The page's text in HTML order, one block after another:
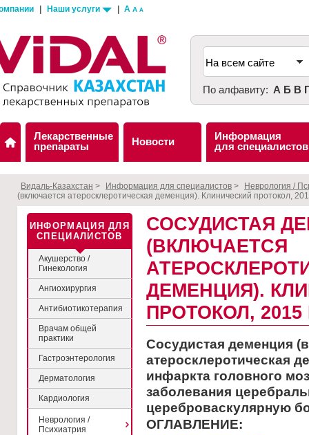
Наши услуги A A A
По алфавиту: А Б В
Лекарственные
препараты
Новости
Информация
для специалистов
Видаль-Казахстан > Информация для специалистов >
Неврология /
(включается атеросклеротическая деменция). Клинический протокол,
ИНФОРМАЦИЯ ДЛЯ
СПЕЦИАЛИСТОВ
Акушерство /
Гинекология
Ангиохирургия
Антибиотикотерапия
Врачам общей
практики
Гастроэнтерология
Дерматология
Кардиология
Неврология /
Психиатрия
СОСУДИСТАЯ
(ВКЛЮЧАЕТСЯ
ДЕМЕНЦИЯ).
ПРОТОКОЛ, 2015
Сосудистая деменция
атеросклеротическая
инфаркта головного
заболевания
цереброваскулярную
ОГЛАВЛЕНИЕ: